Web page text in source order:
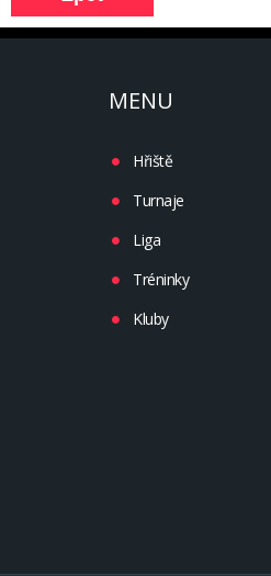
MENU
Hřiště
Turnaje
Liga
Tréninky
Kluby